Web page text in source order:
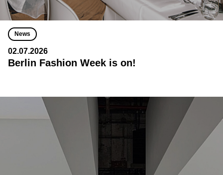
News
02.07.2026
Berlin Fashion Week is on!